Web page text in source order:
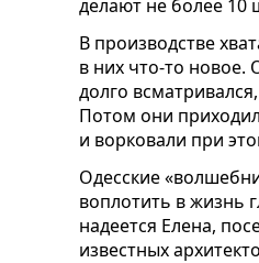
делают не более 10
В производстве
в них что-то новое.
долго
Потом они
и ворковали при
Одесские
воплотить в жизнь
надеется Елена,
известных